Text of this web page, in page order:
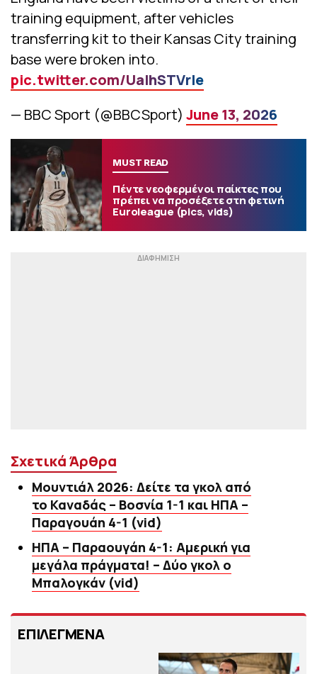
training equipment, after vehicles
transferring kit to their Kansas City training
base were broken into.
pic.twitter.com/UaIhSTVrle
— BBC Sport (@BBCSport) June 13, 2026
MUST READ
Πέντε νεοφερμένοι παίκτες που
πρέπει να προσέξετε στη φετινή
Euroleague (pics, vids)
Σχετικά Άρθρα
Μουντιάλ 2026: Δείτε τα γκολ από
το Καναδάς – Βοσνία 1-1 και ΗΠΑ –
Παραγουάη 4-1 (vid)
ΗΠΑ – Παραουγάη 4-1: Αμερική για
μεγάλα πράγματα! – Δύο γκολ ο
Μπαλογκάν (vid)
ΕΠΙΛΕΓΜΕΝΑ